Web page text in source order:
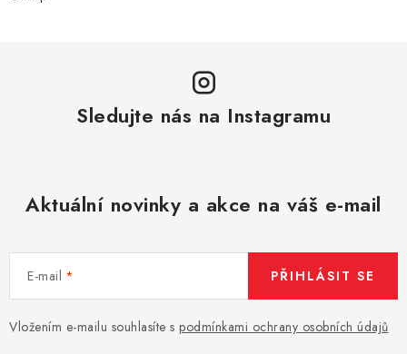
Sledujte nás na Instagramu
Aktuální novinky a akce na váš e-mail
E-mail
Vložením e-mailu souhlasíte s podmínkami ochrany osobních údajů
PŘIHLÁSIT SE